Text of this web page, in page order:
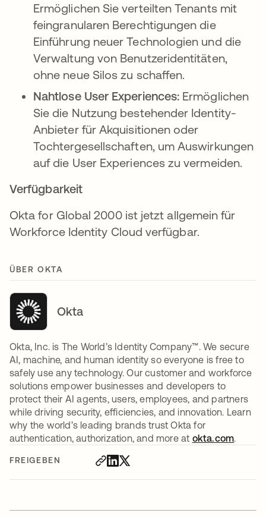
FREIGEBEN
Ermöglichen Sie verteilten Tenants mit
feingranularen Berechtigungen die
Einführung neuer Technologien und die
Verwaltung von Benutzeridentitäten,
ohne neue Silos zu schaffen.
Nahtlose User Experiences: Ermöglichen
Sie die Nutzung bestehender Identity-
Anbieter für Akquisitionen oder
Tochtergesellschaften, um Auswirkungen
auf die User Experiences zu vermeiden.
Verfügbarkeit
Okta for Global 2000 ist jetzt allgemein für
Workforce Identity Cloud verfügbar.
ÜBER OKTA
Okta
Okta, Inc. is The World’s Identity Company™. We secure
AI, machine, and human identity so everyone is free to
safely use any technology. Our customer and workforce
solutions empower businesses and developers to
protect their AI agents, users, employees, and partners
while driving security, efficiencies, and innovation. Learn
why the world’s leading brands trust Okta for
authentication, authorization, and more at okta.com